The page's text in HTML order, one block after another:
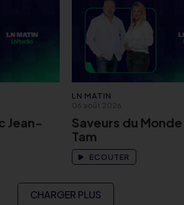
Jean-
LN MATIN
06 août 2026
Saveurs du Monde
Tam
ECOUTER
CHARGER PLUS